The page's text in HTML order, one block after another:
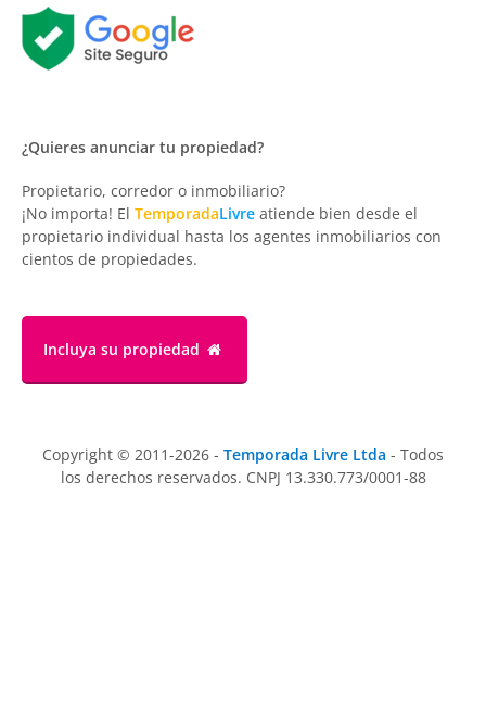
¿Quieres anunciar tu propiedad?
Propietario, corredor o inmobiliario?
¡No importa! El TemporadaLivre atiende bien desde el
propietario individual hasta los agentes inmobiliarios con
cientos de propiedades.
Incluya su propiedad
Copyright © 2011-2026 - Temporada Livre Ltda - Todos
los derechos reservados. CNPJ 13.330.773/0001-88